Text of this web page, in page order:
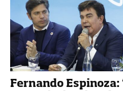
Fernando Espinoza: